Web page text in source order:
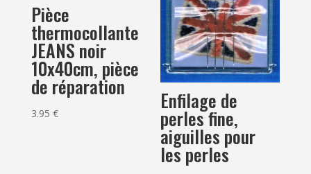
Pièce
thermocollante
JEANS noir
10x40cm, pièce
de réparation
3.95 € Enfilage de
perles fine,
aiguilles pour
les perles